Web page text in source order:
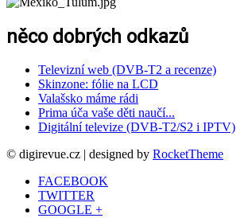
něco dobrých odkazů
Televizní web (DVB-T2 a recenze)
Skinzone: fólie na LCD
Valašsko máme rádi
Prima úča vaše děti naučí...
Digitální televize (DVB-T2/S2 i IPTV)
© digirevue.cz | designed by RocketTheme
FACEBOOK
TWITTER
GOOGLE +